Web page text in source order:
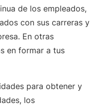
de los empleados,
con sus carreras y
En otras
en formar a tus
para obtener y
los